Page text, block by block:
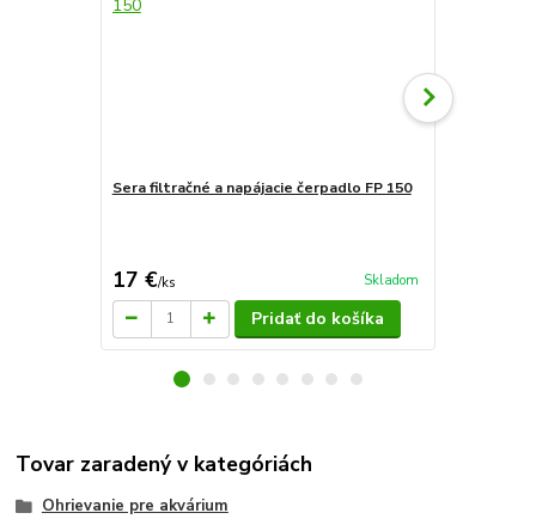
Sera filtračné a napájacie čerpadlo FP 150
17 €/ks Skladom
Pridať do košíka
Tovar zaradený v kategóriách
Ohrievanie pre akvárium